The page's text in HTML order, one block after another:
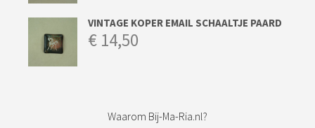
VINTAGE KOPER EMAIL SCHAALTJE PAARD
€ 14,50
Waarom Bij-Ma-Ria.nl?